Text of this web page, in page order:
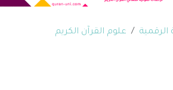
الرقمية
علوم القرآن الكريم